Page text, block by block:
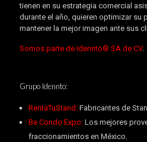
tienen en su estrategia comercial
durante el año, quieren optimizar su
mantener la mejor imagen ante sus
Somos parte de Idennto® SA de CV.
Grupo Idennto:
RentaTuStand:Fabricantes de
Be Condo Expo: Los mejores
fraccionamientos en México.